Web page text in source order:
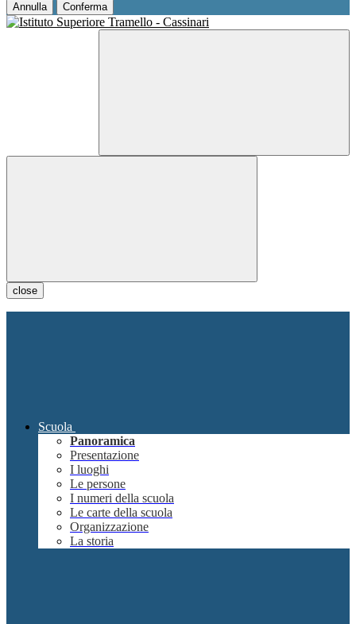
Annulla Conferma
close
Scuola
Panoramica
Presentazione
I luoghi
Le persone
I numeri della scuola
Le carte della scuola
Organizzazione
La storia